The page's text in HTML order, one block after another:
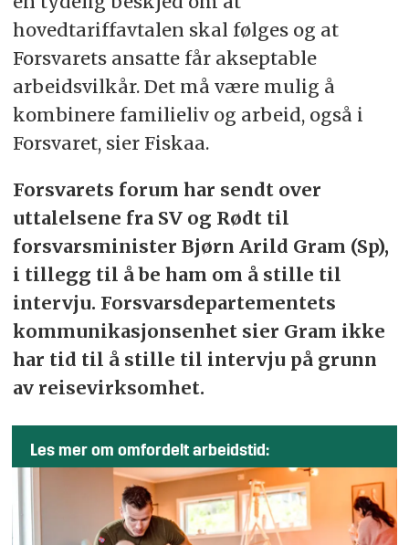
hovedtariffavtalen skal følges og at
Forsvarets ansatte får akseptable
arbeidsvilkår. Det må være mulig å
kombinere familieliv og arbeid, også i
Forsvaret, sier Fiskaa.
Forsvarets forum har sendt over
uttalelsene fra SV og Rødt til
forsvarsminister Bjørn Arild Gram (Sp),
i tillegg til å be ham om å stille til
intervju. Forsvarsdepartementets
kommunikasjonsenhet sier Gram ikke
har tid til å stille til intervju på grunn
av reisevirksomhet.
Les mer om omfordelt arbeidstid: